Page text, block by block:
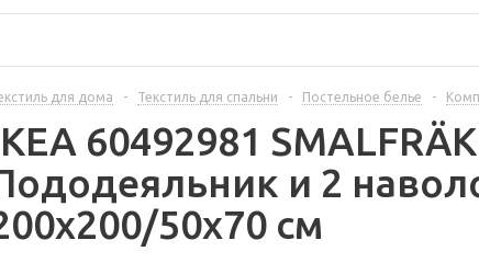
для дома - Текстиль для спальни - Постельное белье -
60492981
и 2
50x70 см